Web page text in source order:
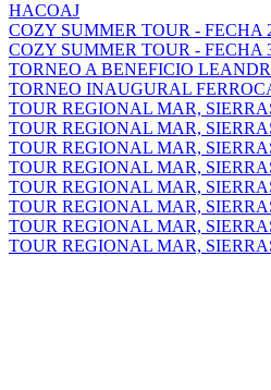
HACOAJ
COZY SUMMER TOUR - FECHA
COZY SUMMER TOUR - FECHA
TORNEO A BENEFICIO
TORNEO INAUGURAL
TOUR REGIONAL MAR,
TOUR REGIONAL MAR,
TOUR REGIONAL MAR,
TOUR REGIONAL MAR,
TOUR REGIONAL MAR,
TOUR REGIONAL MAR,
TOUR REGIONAL MAR,
TOUR REGIONAL MAR,